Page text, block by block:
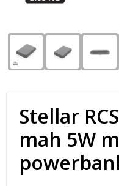
Snoepgoed
Spellen voor binnen
Sport
Vrije tijd en Strand
Matrozentassen
Opvouwbare tassen
Papieren tassen
Reistassen
Rugzakken
Stellar
mah 5W